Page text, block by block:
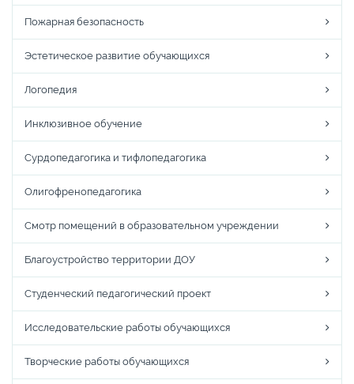
Пожарная безопасность
Эстетическое развитие обучающихся
Логопедия
Инклюзивное обучение
Сурдопедагогика и тифлопедагогика
Олигофренопедагогика
Смотр помещений в образовательном учреждении
Благоустройство территории ДОУ
Студенческий педагогический проект
Исследовательские работы обучающихся
Творческие работы обучающихся